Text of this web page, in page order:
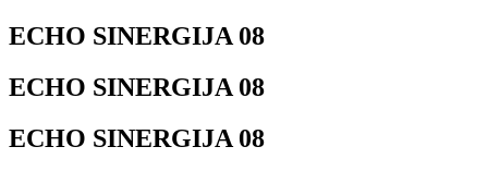
ECHO SINERGIJA 08
ECHO SINERGIJA 08
ECHO SINERGIJA 08